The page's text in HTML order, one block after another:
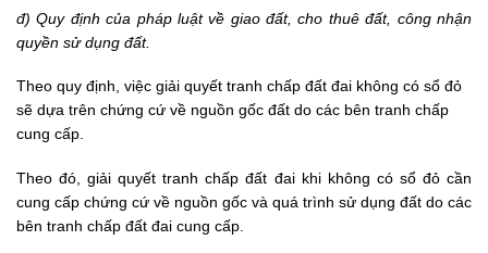
đ) Quy định của pháp luật về giao đất, cho thuê đất, công nhận
quyền sử dụng đất.
Theo quy định, việc giải quyết tranh chấp đất đai không có sổ đỏ
sẽ dựa trên chứng cứ về nguồn gốc đất do các bên tranh chấp
cung cấp.
Theo đó, giải quyết tranh chấp đất đai khi không có sổ đỏ cần
cung cấp chứng cứ về nguồn gốc và quá trình sử dụng đất do các
bên tranh chấp đất đai cung cấp.